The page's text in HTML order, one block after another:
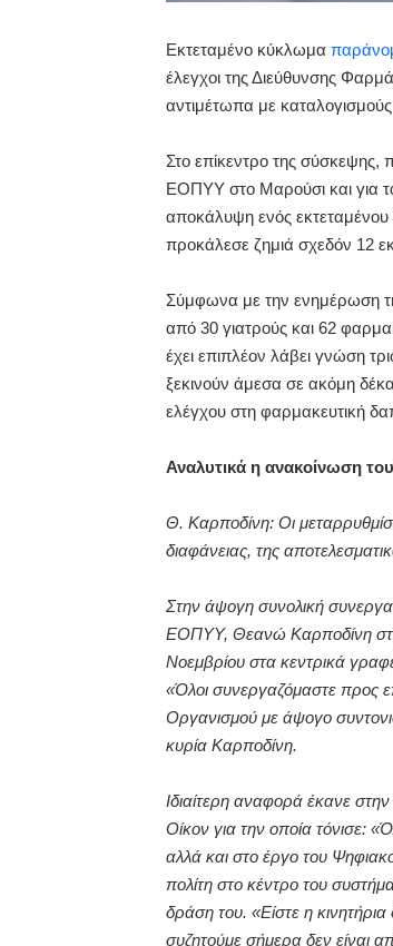
Εκτεταμένο κύκλωμα
έλεγχοι της Διεύθυνσης
αντιμέτωπα με
Στο επίκεντρο της σύσκεψης,
ΕΟΠΥΥ στο Μαρούσι και για
αποκάλυψη ενός
προκάλεσε ζημιά σχεδόν 12
Σύμφωνα με την ενημέρωση
από 30 γιατρούς και 62
έχει επιπλέον λάβει γνώση
ξεκινούν άμεσα σε ακόμη δέκα
ελέγχου στη φαρμακευτική
Αναλυτικά η ανακοίνωση
Θ. Καρποδίνη: Οι
διαφάνειας, της
Στην άψογη συνολική
ΕΟΠΥΥ, Θεανώ Καρποδίνη στη
Νοεμβρίου στα κεντρικά
«Όλοι συνεργαζόμαστε προς
Οργανισμού με άψογο
κυρία Καρποδίνη.
Ιδιαίτερη αναφορά έκανε
Οίκον για την οποία τόνισε:
αλλά και στο έργο του
πολίτη στο κέντρο του
δράση του. «Είστε η
συζητούμε σήμερα δεν είναι